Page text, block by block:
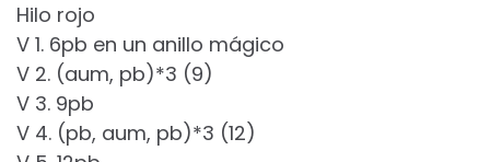
Hilo rojo
V 1. 6pb en un anillo mágico
V 2. (aum, pb)*3 (9)
V 3. 9pb
V 4. (pb, aum, pb)*3 (12)